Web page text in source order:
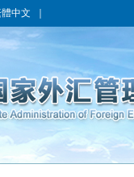
中文